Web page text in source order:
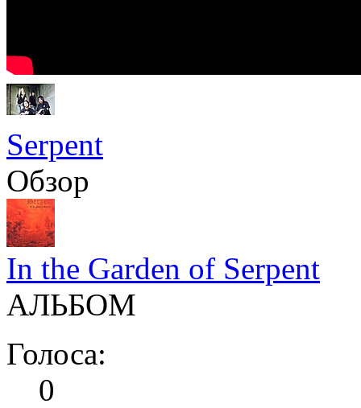
Serpent
Обзор
In the Garden of Serpent
АЛЬБОМ
Голоса:
0